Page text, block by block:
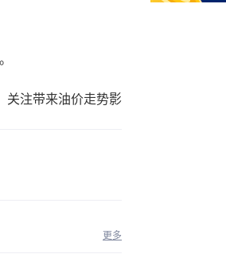
注带来油价走势影
更多